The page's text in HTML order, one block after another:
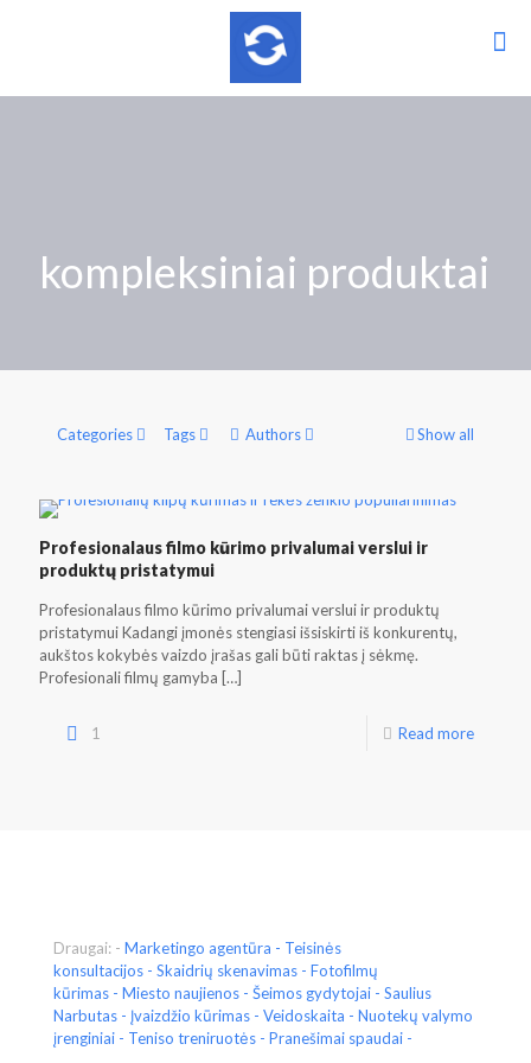
kompleksiniai produktai
Categories Tags Authors Show all
Profesionalaus filmo kūrimo privalumai verslui ir
produktų pristatymui
Profesionalaus filmo kūrimo privalumai verslui ir produktų
pristatymui Kadangi įmonės stengiasi išsiskirti iš konkurentų,
aukštos kokybės vaizdo įrašas gali būti raktas į sėkmę.
Profesionali filmų gamyba […]
1 Read more
Draugai: - Marketingo agentūra - Teisinės
konsultacijos - Skaidrių skenavimas - Fotofilmų
kūrimas - Miesto naujienos - Šeimos gydytojai - Saulius
Narbutas - Įvaizdžio kūrimas - Veidoskaita - Nuotekų valymo
įrenginiai - Teniso treniruotės - Pranešimai spaudai -